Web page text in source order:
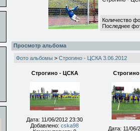
Количество
Последнее
Просмотр альбома
Фото альбомы > Строгино - ЦСКА 3.06.2012
Строгино - ЦСКА
Дата: 11/06/2012 23:30
Добавлено: cska98
Дата: 11/06/